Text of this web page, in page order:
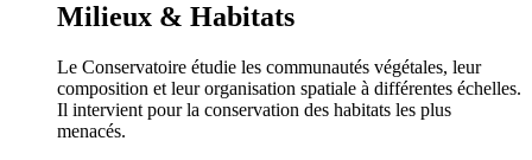
Milieux & Habitats
Le Conservatoire étudie les communautés végétales, leur
composition et leur organisation spatiale à différentes échelles.
Il intervient pour la conservation des habitats les plus
menacés.